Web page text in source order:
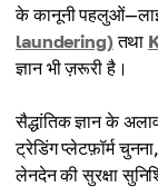
के कानूनी
laundering) तथा
ज्ञान भी ज़रूरी है।
सैद्धांतिक ज्ञान के
ट्रेडिंग प्लेटफ़ॉर्म
लेनदेन की सुरक्षा